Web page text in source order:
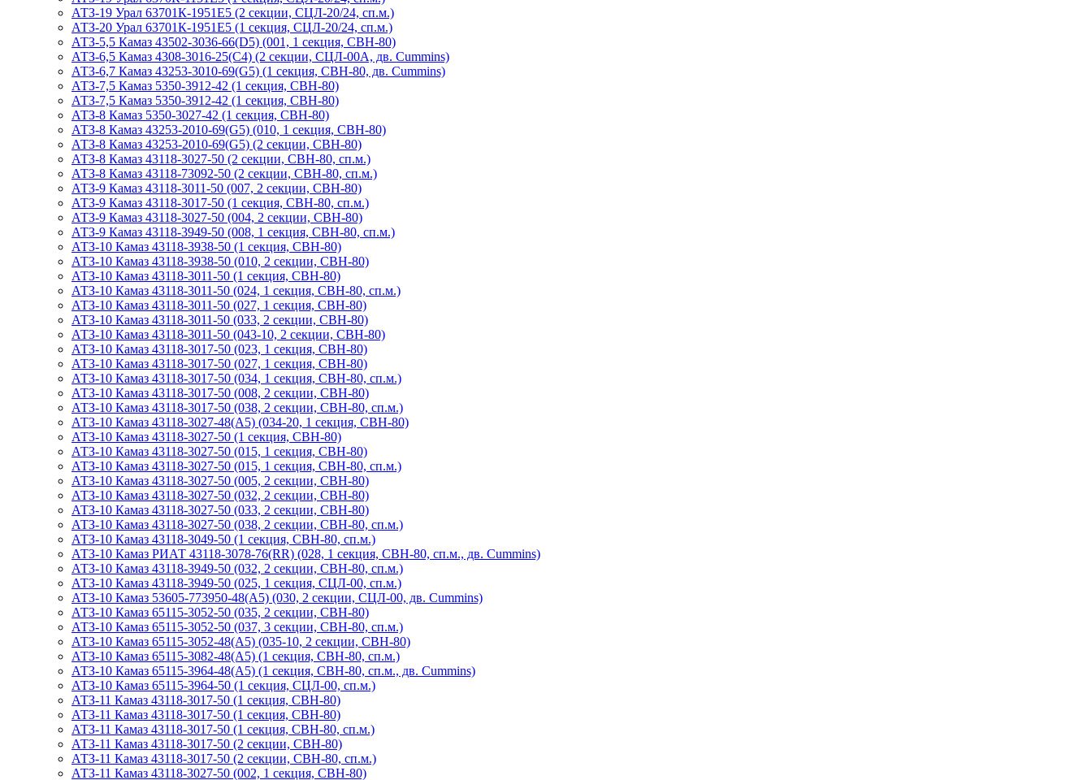
АТЗ-19 Урал 63701К-1951Е5 (2 секции, СЦЛ-20/24, сп.м.)
АТЗ-20 Урал 63701К-1951Е5 (1 секция, СЦЛ-20/24, сп.м.)
АТЗ-5,5 Камаз 43502-3036-66(D5) (001, 1 секция, СВН-80)
АТЗ-6,5 Камаз 4308-3016-25(С4) (2 секции, СЦЛ-00А, дв. Cummins)
АТЗ-6,7 Камаз 43253-3010-69(G5) (1 секция, СВН-80, дв. Cummins)
АТЗ-7,5 Камаз 5350-3912-42 (1 секция, СВН-80)
АТЗ-7,5 Камаз 5350-3912-42 (1 секция, СВН-80)
АТЗ-8 Камаз 5350-3027-42 (1 секция, СВН-80)
АТЗ-8 Камаз 43253-2010-69(G5) (010, 1 секция, СВН-80)
АТЗ-8 Камаз 43253-2010-69(G5) (2 секции, СВН-80)
АТЗ-8 Камаз 43118-3027-50 (2 секции, СВН-80, сп.м.)
АТЗ-8 Камаз 43118-73092-50 (2 секции, СВН-80, сп.м.)
АТЗ-9 Камаз 43118-3011-50 (007, 2 секции, СВН-80)
АТЗ-9 Камаз 43118-3017-50 (1 секция, СВН-80, сп.м.)
АТЗ-9 Камаз 43118-3027-50 (004, 2 секции, СВН-80)
АТЗ-9 Камаз 43118-3949-50 (008, 1 секция, СВН-80, сп.м.)
АТЗ-10 Камаз 43118-3938-50 (1 секция, СВН-80)
АТЗ-10 Камаз 43118-3938-50 (010, 2 секции, СВН-80)
АТЗ-10 Камаз 43118-3011-50 (1 секция, СВН-80)
АТЗ-10 Камаз 43118-3011-50 (024, 1 секция, СВН-80, сп.м.)
АТЗ-10 Камаз 43118-3011-50 (027, 1 секция, СВН-80)
АТЗ-10 Камаз 43118-3011-50 (033, 2 секции, СВН-80)
АТЗ-10 Камаз 43118-3011-50 (043-10, 2 секции, СВН-80)
АТЗ-10 Камаз 43118-3017-50 (023, 1 секция, СВН-80)
АТЗ-10 Камаз 43118-3017-50 (027, 1 секция, СВН-80)
АТЗ-10 Камаз 43118-3017-50 (034, 1 секция, СВН-80, сп.м.)
АТЗ-10 Камаз 43118-3017-50 (008, 2 секции, СВН-80)
АТЗ-10 Камаз 43118-3017-50 (038, 2 секции, СВН-80, сп.м.)
АТЗ-10 Камаз 43118-3027-48(A5) (034-20, 1 секция, СВН-80)
АТЗ-10 Камаз 43118-3027-50 (1 секция, СВН-80)
АТЗ-10 Камаз 43118-3027-50 (015, 1 секция, СВН-80)
АТЗ-10 Камаз 43118-3027-50 (015, 1 секция, СВН-80, сп.м.)
АТЗ-10 Камаз 43118-3027-50 (005, 2 секции, СВН-80)
АТЗ-10 Камаз 43118-3027-50 (032, 2 секции, СВН-80)
АТЗ-10 Камаз 43118-3027-50 (033, 2 секции, СВН-80)
АТЗ-10 Камаз 43118-3027-50 (038, 2 секции, СВН-80, сп.м.)
АТЗ-10 Камаз 43118-3049-50 (1 секция, СВН-80, сп.м.)
АТЗ-10 Камаз РИАТ 43118-3078-76(RR) (028, 1 секция, СВН-80, сп.м., дв. Cummins)
АТЗ-10 Камаз 43118-3949-50 (032, 2 секции, СВН-80, сп.м.)
АТЗ-10 Камаз 43118-3949-50 (025, 1 секция, СЦЛ-00, сп.м.)
АТЗ-10 Камаз 53605-773950-48(А5) (030, 2 секции, СЦЛ-00, дв. Cummins)
АТЗ-10 Камаз 65115-3052-50 (035, 2 секции, СВН-80)
АТЗ-10 Камаз 65115-3052-50 (037, 3 секции, СВН-80, сп.м.)
АТЗ-10 Камаз 65115-3052-48(А5) (035-10, 2 секции, СВН-80)
АТЗ-10 Камаз 65115-3082-48(A5) (1 секция, СВН-80, сп.м.)
АТЗ-10 Камаз 65115-3964-48(A5) (1 секция, СВН-80, сп.м., дв. Cummins)
АТЗ-10 Камаз 65115-3964-50 (1 секция, СЦЛ-00, сп.м.)
АТЗ-11 Камаз 43118-3017-50 (1 секция, СВН-80)
АТЗ-11 Камаз 43118-3017-50 (1 секция, СВН-80)
АТЗ-11 Камаз 43118-3017-50 (1 секция, СВН-80, сп.м.)
АТЗ-11 Камаз 43118-3017-50 (2 секции, СВН-80)
АТЗ-11 Камаз 43118-3017-50 (2 секции, СВН-80, сп.м.)
АТЗ-11 Камаз 43118-3027-50 (002, 1 секция, СВН-80)